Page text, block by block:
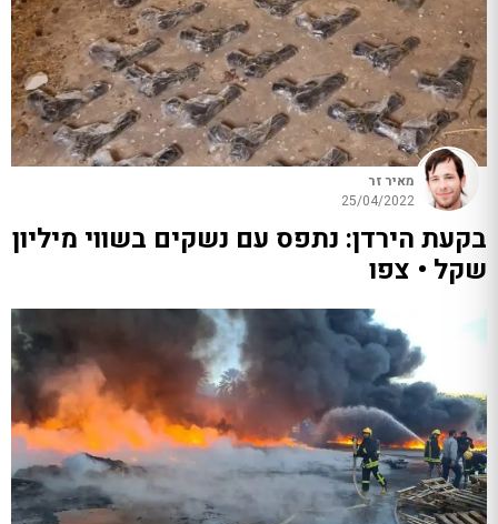
מאיר זר
25/04/2022
בקעת הירדן: נתפס עם נשקים בשווי מיליון
שקל • צפו